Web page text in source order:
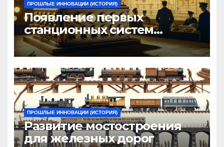
ПРОШЛЫЕ ИННОВАЦИИ (ИСТОРИЯ)
Появление первых
станционных систем
управления
ПРОШЛЫЕ ИННОВАЦИИ (ИСТОРИЯ)
Развитие мостостроения
для железных дорог